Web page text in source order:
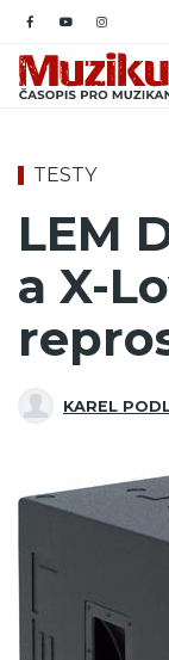
TESTY
LEM
a X-
KAREL